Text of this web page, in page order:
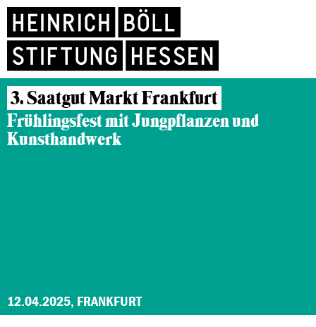
3. Saatgut Markt Frankfurt
Frühlingsfest mit Jungpflanzen und
Kunsthandwerk
12.04.2025, FRANKFURT